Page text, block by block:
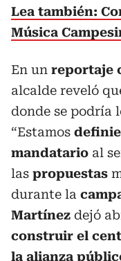
Lea también:
Música
En un reportaje
alcalde reveló
donde se podría
“Estamos
mandatario al
las propuestas
durante la
Martínez dejó
construir el
la alianza